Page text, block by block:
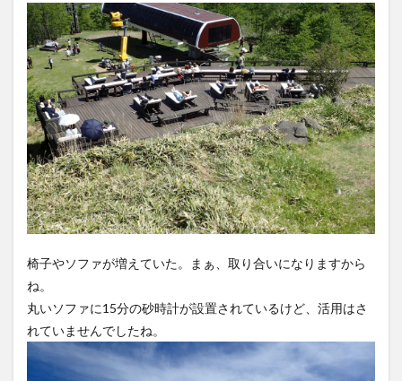
椅子やソファが増えていた。まぁ、取り合いになりますから
ね。
丸いソファに15分の砂時計が設置されているけど、活用はさ
れていませんでしたね。